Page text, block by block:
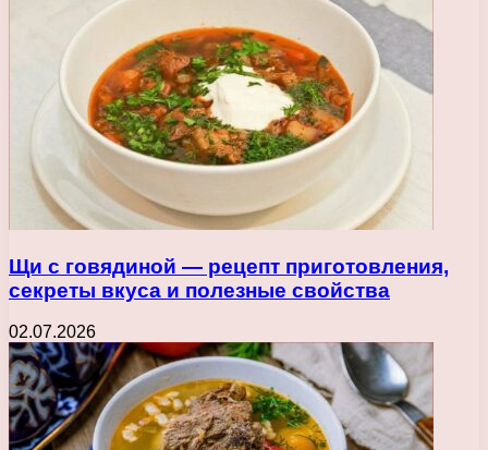
Щи с говядиной — рецепт приготовления,
секреты вкуса и полезные свойства
02.07.2026